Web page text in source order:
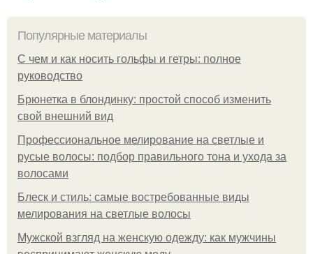
Популярные материалы
С чем и как носить гольфы и гетры: полное
руководство
Брюнетка в блондинку: простой способ изменить
свой внешний вид
Профессиональное мелирование на светлые и
русые волосы: подбор правильного тона и ухода за
волосами
Блеск и стиль: самые востребованные виды
мелирования на светлые волосы
Мужской взгляд на женскую одежду: как мужчины